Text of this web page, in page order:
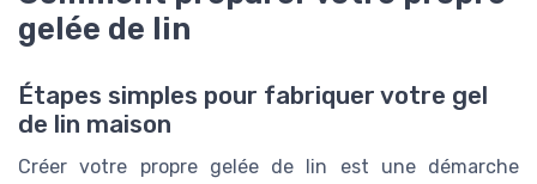
gelée de lin
Étapes simples pour fabriquer votre gel
de lin maison
Créer votre propre gelée de lin est une démarche